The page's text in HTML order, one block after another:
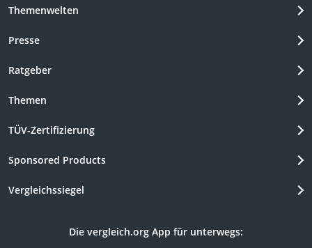
Themenwelten
Presse
Ratgeber
Themen
TÜV-Zertifizierung
Sponsored Products
Vergleichssiegel
Die vergleich.org App für unterwegs: